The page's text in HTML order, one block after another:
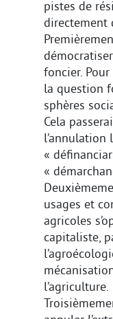
pistes de
directement
foncier.
la question
sphères
Cela
l’annulation
«
«
usages et
agricoles
capitaliste,
l’agriculture.